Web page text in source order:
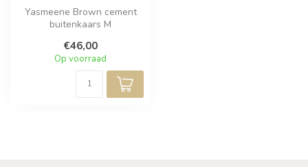
Yasmeene Brown cement
buitenkaars M
€46,00
Op voorraad